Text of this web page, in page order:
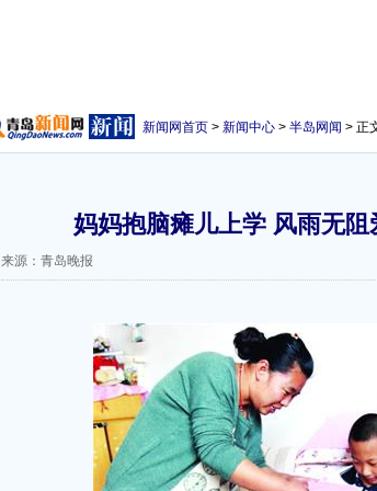
新闻网首页 > 新闻中心 > 半岛网闻 > 正
妈妈抱脑瘫儿上学 风雨无
来源：青岛晚报